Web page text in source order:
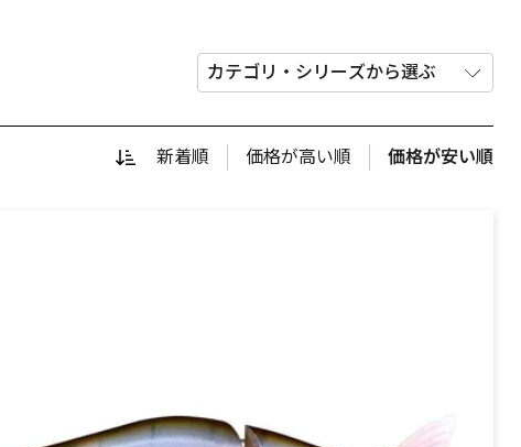
新着順 価格が高い順 価格が安い順